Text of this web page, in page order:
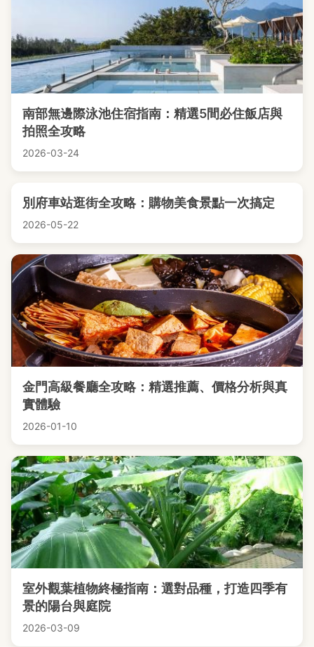
南部無邊際泳池住宿指南：精選5間必住飯店與
拍照全攻略
2026-03-24
別府車站逛街全攻略：購物美食景點一次搞定
2026-05-22
金門高級餐廳全攻略：精選推薦、價格分析與真
實體驗
2026-01-10
室外觀葉植物終極指南：選對品種，打造四季有
景的陽台與庭院
2026-03-09